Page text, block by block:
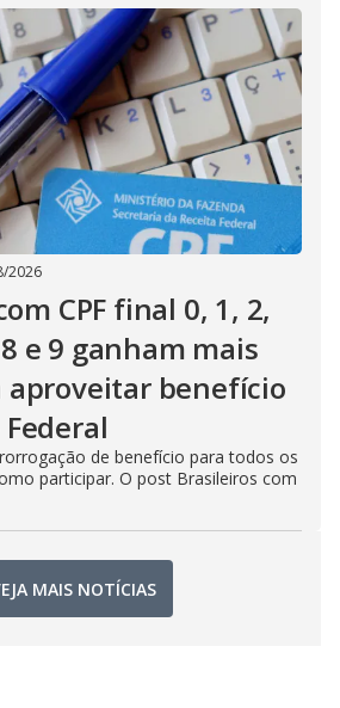
2026
CPF final 0, 1, 2,
e 9 ganham mais
aproveitar benefício
de benefício para todos os
participar. O post Brasileiros com
MAIS NOTÍCIAS